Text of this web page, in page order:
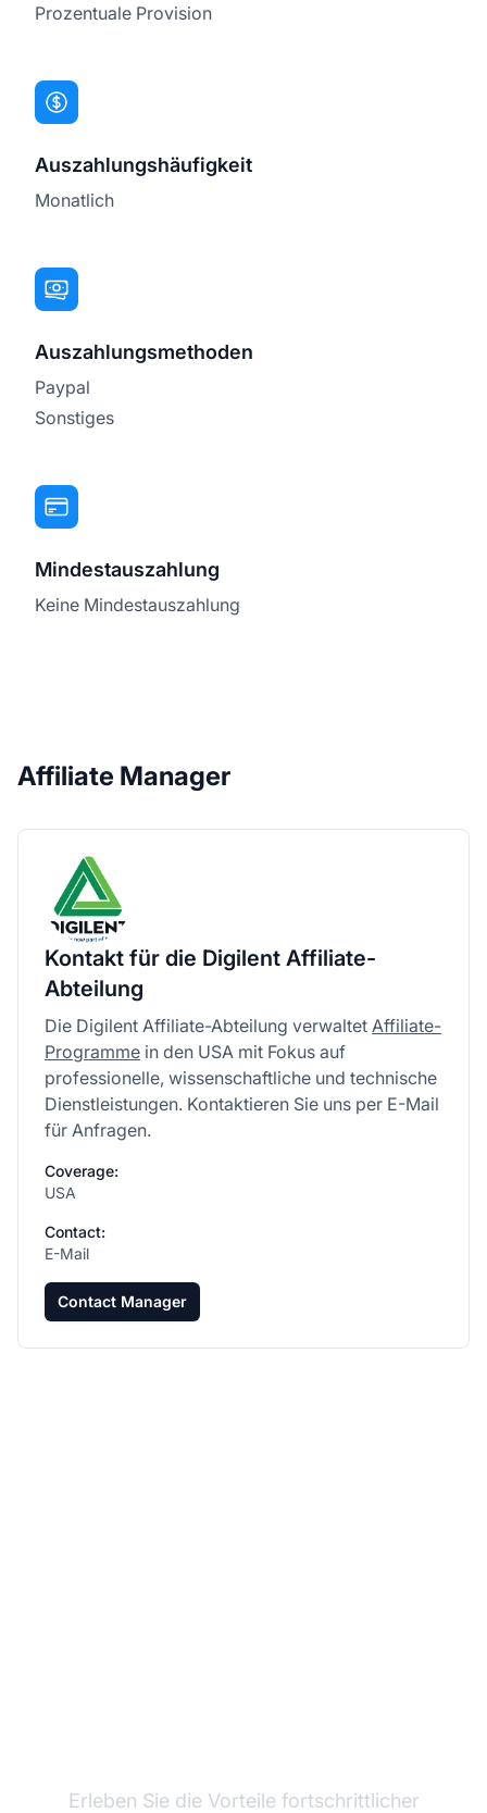
Prozentuale Provision
Auszahlungshäufigkeit
Monatlich
Auszahlungsmethoden
Paypal
Sonstiges
Mindestauszahlung
Keine Mindestauszahlung
Affiliate Manager
Kontakt für die Digilent Affiliate-
Abteilung
Die Digilent Affiliate-Abteilung verwaltet Affiliate-
Programme in den USA mit Fokus auf
professionelle, wissenschaftliche und technische
Dienstleistungen. Kontaktieren Sie uns per E-Mail
für Anfragen.
Coverage:
USA
Contact:
E-Mail
Contact Manager
Erleben Sie die Vorteile fortschrittlicher